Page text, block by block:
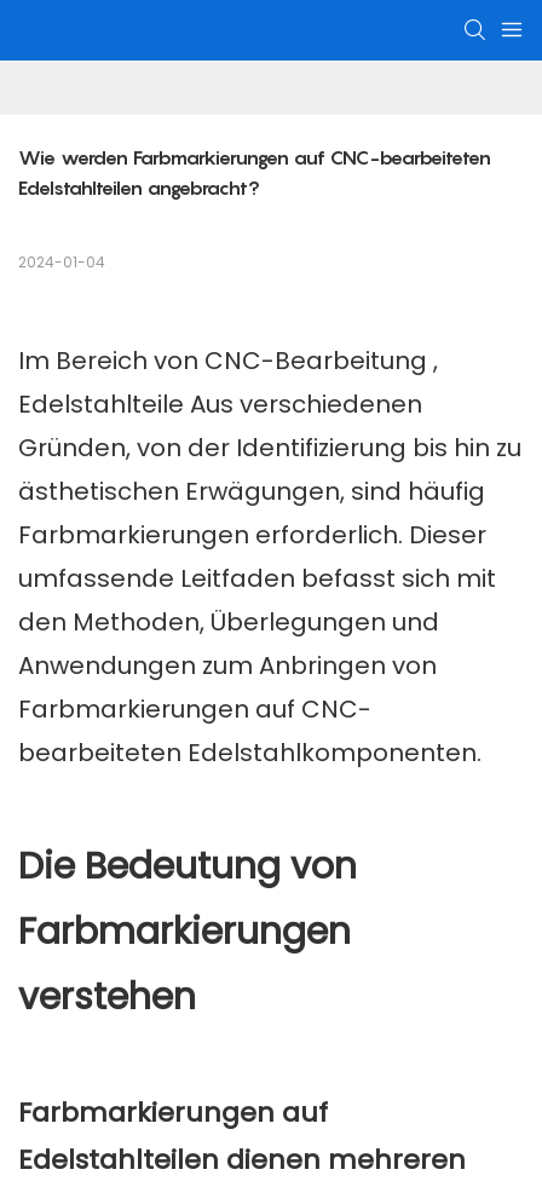
Wie werden Farbmarkierungen auf CNC-bearbeiteten
Edelstahlteilen angebracht?
2024-01-04
Im Bereich von CNC-Bearbeitung ,
Edelstahlteile Aus verschiedenen
Gründen, von der Identifizierung bis hin zu
ästhetischen Erwägungen, sind häufig
Farbmarkierungen erforderlich. Dieser
umfassende Leitfaden befasst sich mit
den Methoden, Überlegungen und
Anwendungen zum Anbringen von
Farbmarkierungen auf CNC-
bearbeiteten Edelstahlkomponenten.
Die Bedeutung von
Farbmarkierungen
verstehen
Farbmarkierungen auf
Edelstahlteilen dienen mehreren